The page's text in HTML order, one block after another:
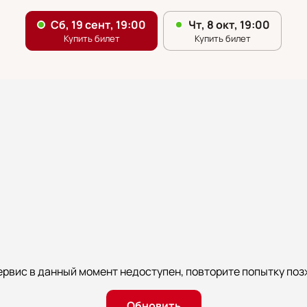
в данный момент недоступен, повторите попытку